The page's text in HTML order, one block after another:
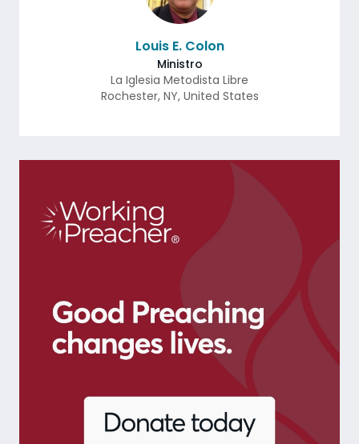
Louis E. Colon
Ministro
La Iglesia Metodista Libre
Rochester, NY, United States